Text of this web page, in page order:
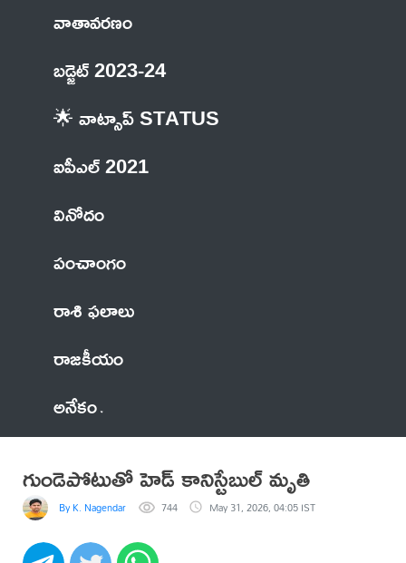
వాతావరణం
బడ్జెట్ 2023-24
🌟 వాట్సాప్ STATUS
ఐపీఎల్ 2021
వినోదం
పంచాంగం
రాశి ఫలాలు
రాజకీయం
అనేకం
గుండెపోటుతో హెడ్ కానిస్టేబుల్ మృతి
By K. Nagendar 744 May 31, 2026, 04:05 IST